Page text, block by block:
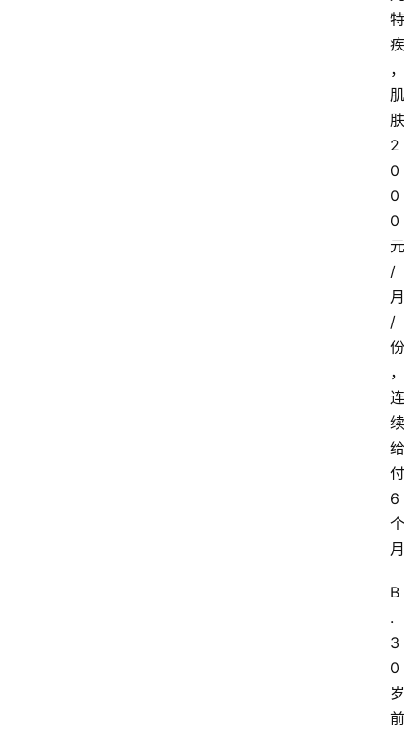
特
疾
，
肌
肤
2
0
0
0
元
/
月
/
份
，
连
续
给
付
6
个
月
B
.
3
0
岁
前